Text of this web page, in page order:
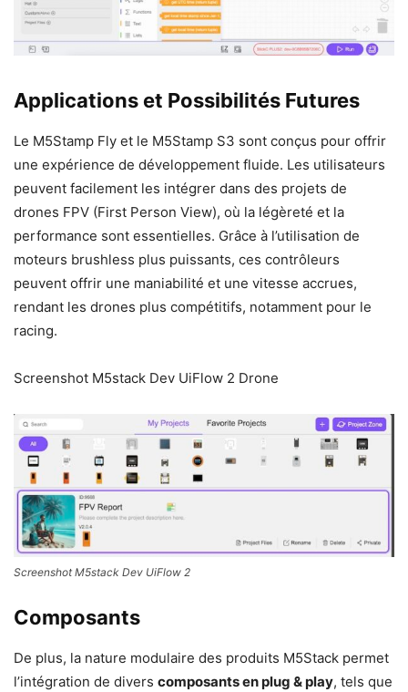
Applications et Possibilités Futures
Le M5Stamp Fly et le M5Stamp S3 sont conçus pour offrir
une expérience de développement fluide. Les utilisateurs
peuvent facilement les intégrer dans des projets de
drones FPV (First Person View), où la légèreté et la
performance sont essentielles. Grâce à l’utilisation de
moteurs brushless plus puissants, ces contrôleurs
peuvent offrir une maniabilité et une vitesse accrues,
rendant les drones plus compétitifs, notamment pour le
racing.
Screenshot M5stack Dev UiFlow 2 Drone
Screenshot M5stack Dev UiFlow 2
Composants
De plus, la nature modulaire des produits M5Stack permet
l’intégration de divers composants en plug & play, tels que